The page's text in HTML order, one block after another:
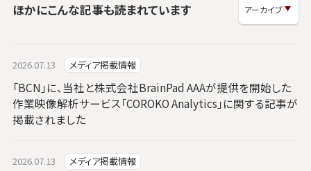
ほかにこんな記事も読まれています
2026.07.13 メディア掲載情報
「BCN」に、当社と株式会社BrainPad AAAが提供を開始した
作業映像解析サービス「COROKO Analytics」に関する記事が
掲載されました
2026.07.13 メディア掲載情報